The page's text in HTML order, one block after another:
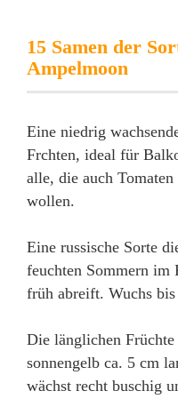
15 Samen der
Ampelmoon
Eine niedrig
Frchten, ideal für
alle, die auch
wollen.
Eine russische Sorte
feuchten Sommern im
früh abreift. Wuchs
Die länglichen
sonnengelb ca. 5 cm
wächst recht buschig